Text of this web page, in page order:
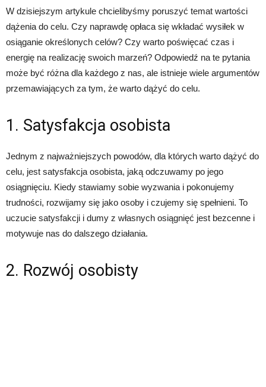
W dzisiejszym artykule chcielibyśmy poruszyć temat wartości
dążenia do celu. Czy naprawdę opłaca się wkładać wysiłek w
osiąganie określonych celów? Czy warto poświęcać czas i
energię na realizację swoich marzeń? Odpowiedź na te pytania
może być różna dla każdego z nas, ale istnieje wiele argumentów
przemawiających za tym, że warto dążyć do celu.
1. Satysfakcja osobista
Jednym z najważniejszych powodów, dla których warto dążyć do
celu, jest satysfakcja osobista, jaką odczuwamy po jego
osiągnięciu. Kiedy stawiamy sobie wyzwania i pokonujemy
trudności, rozwijamy się jako osoby i czujemy się spełnieni. To
uczucie satysfakcji i dumy z własnych osiągnięć jest bezcenne i
motywuje nas do dalszego działania.
2. Rozwój osobisty